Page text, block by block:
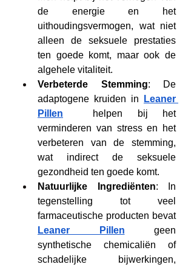
de energie en het
uithoudingsvermogen, wat niet
alleen de seksuele prestaties
ten goede komt, maar ook de
algehele vitaliteit.
Verbeterde Stemming: De
adaptogene kruiden in
Leaner
Pillen helpen bij het
verminderen van stress en het
verbeteren van de stemming,
wat indirect de seksuele
gezondheid ten goede komt.
Natuurlijke Ingrediënten: In
tegenstelling tot veel
farmaceutische producten bevat
Leaner Pillen geen
synthetische chemicaliën of
schadelijke bijwerkingen,